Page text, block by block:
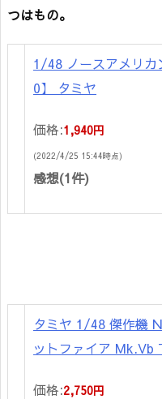
つはもの。
1/48 ノースアメリカ
0】 タミヤ
価格:1,940円
(2022/4/25 15:44時点)
感想(1件)
タミヤ 1/48 傑作機
ットファイア Mk.Vb
価格:2,750円